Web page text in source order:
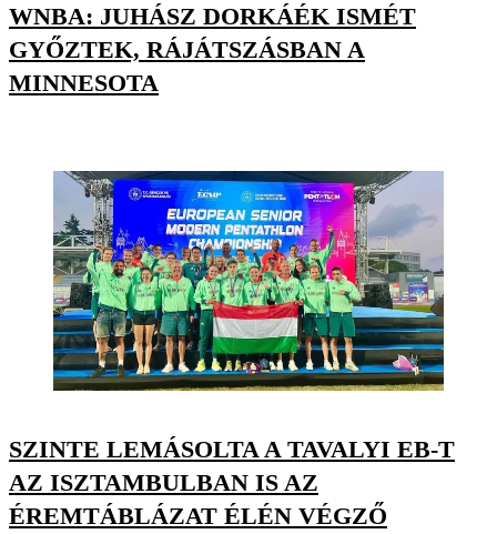
WNBA: JUHÁSZ DORKÁÉK ISMÉT
GYŐZTEK, RÁJÁTSZÁSBAN A
MINNESOTA
SZINTE LEMÁSOLTA A TAVALYI EB-T
AZ ISZTAMBULBAN IS AZ
ÉREMTÁBLÁZAT ÉLÉN VÉGZŐ